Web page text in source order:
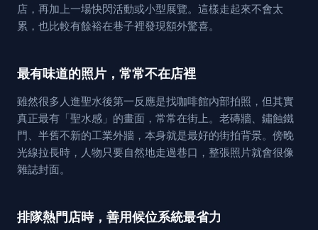
店，再加上一場快閃活動或小型展覽。這樣走起來不會太
累，也比較有餘裕在巷子裡發現額外驚喜。
最有味道的照片，常常不在店裡
雖然很多人進聖水後第一反應是找咖啡館內部拍照，但其實
真正最有「聖水感」的畫面，常常在街上。老磚牆、鏽蝕鐵
門、半舊不新的工業外牆，本身就是最好的街拍背景。傍晚
光線拉長時，人物只要自然地走過巷口，整張照片就會很像
雜誌封面。
排隊熱門店時，善用候位系統最省力